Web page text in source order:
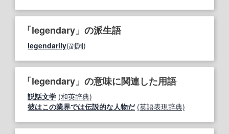
「legendary」の派生語
legendarily(副詞)
「legendary」の意味に関連した用語
説話文学 (和英辞典)
彼はこの業界では伝説的な人物だ (英語表現辞典)